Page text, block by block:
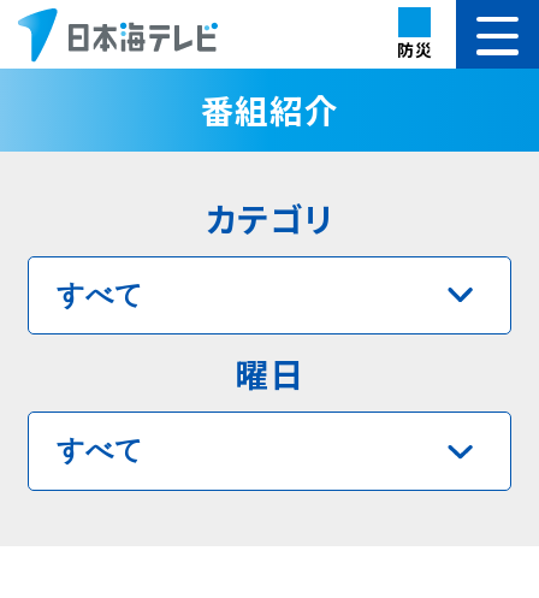
防災
番組紹介
カテゴリ
曜日